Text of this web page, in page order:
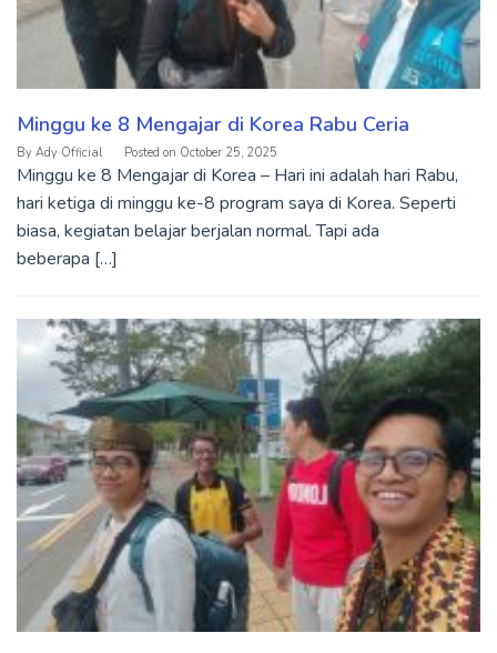
Minggu ke 8 Mengajar di Korea Rabu Ceria
By Ady Official Posted on October 25, 2025
Minggu ke 8 Mengajar di Korea – Hari ini adalah hari Rabu,
hari ketiga di minggu ke-8 program saya di Korea. Seperti
biasa, kegiatan belajar berjalan normal. Tapi ada
beberapa […]